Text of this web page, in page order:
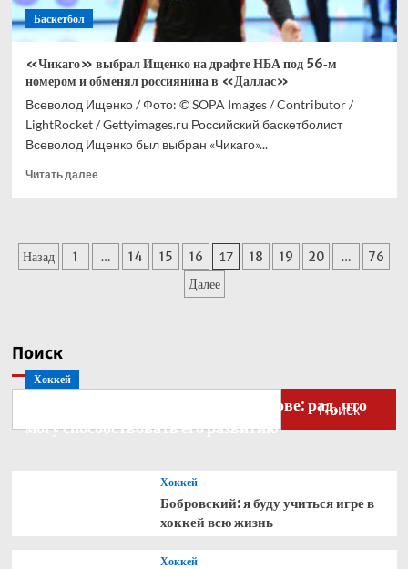
Баскетбол
«Чикаго» выбрал Ищенко на драфте НБА под 56‑м
номером и обменял россиянина в «Даллас»
Всеволод Ищенко / Фото: © SOPA Images / Contributor /
LightRocket / Gettyimages.ru Российский баскетболист
Всеволод Ищенко был выбран «Чикаго»...
Читать далееПрочитать
выбрал
Ищенко
в
Пагинация
Назад 1 … 14 15 16 17 18 19 20 …
76
Далее
Поиск
Поиск
Хоккей
Бобровский — о голкипере Ахтямове: рад, что
могу способствовать его развитию
Хоккей
Бобровский: я буду учиться игре в
хоккей всю жизнь
Хоккей